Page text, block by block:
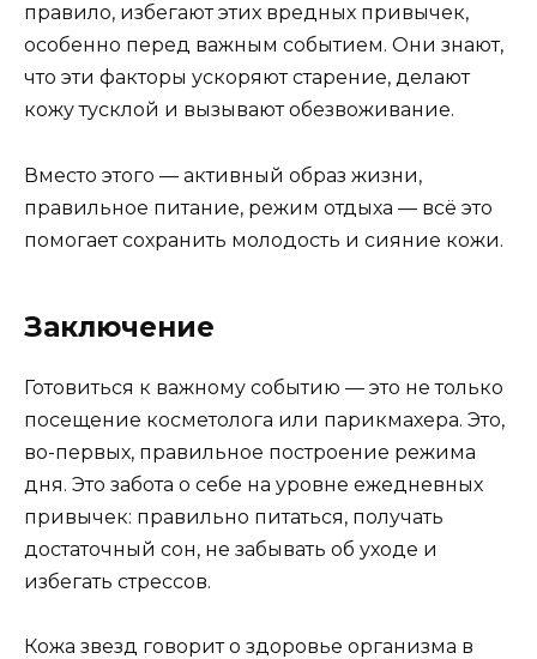
правило, избегают этих вредных привычек,
особенно перед важным событием. Они знают,
что эти факторы ускоряют старение, делают
кожу тусклой и вызывают обезвоживание.
Вместо этого — активный образ жизни,
правильное питание, режим отдыха — всё это
помогает сохранить молодость и сияние кожи.
Заключение
Готовиться к важному событию — это не только
посещение косметолога или парикмахера. Это,
во-первых, правильное построение режима
дня. Это забота о себе на уровне ежедневных
привычек: правильно питаться, получать
достаточный сон, не забывать об уходе и
избегать стрессов.
Кожа звезд говорит о здоровье организма в